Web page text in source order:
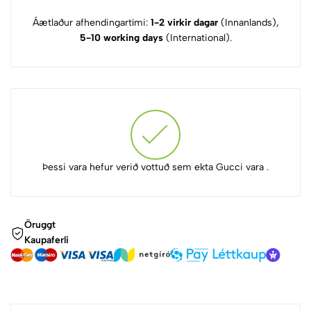
Áætlaður afhendingartími: 1-2 virkir dagar (Innanlands),
5-10 working days(International).
Þessi vara hefur verið vottuð sem ekta Gucci vara .
Öruggt
Kaupaferli